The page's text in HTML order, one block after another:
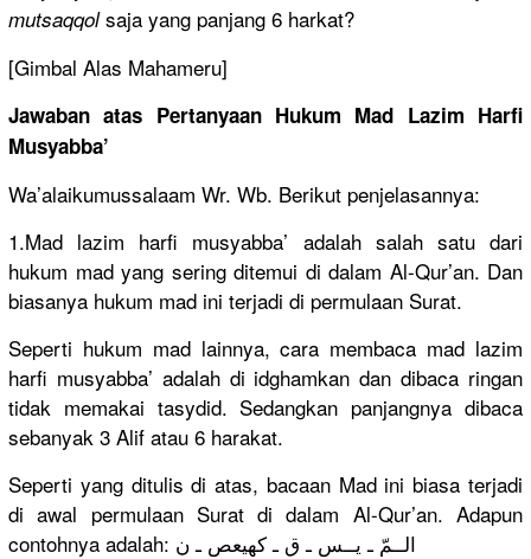
mutsaqqolsaja yang panjang 6 harkat?
[Gimbal Alas Mahameru]
Jawaban atas Pertanyaan Hukum Mad Lazim Harfi
Musyabba’
Wa’alaikumussalaam Wr. Wb. Berikut penjelasannya:
1.Mad lazim harfi musyabba’ adalah salah satu dari
hukum mad yang sering ditemui di dalam Al-Qur’an. Dan
biasanya hukum mad ini terjadi di permulaan Surat.
Seperti hukum mad lainnya, cara membaca mad lazim
harfi musyabba’ adalah di idghamkan dan dibaca ringan
tidak memakai tasydid. Sedangkan panjangnya dibaca
sebanyak 3 Alif atau 6 harakat.
Seperti yang ditulis di atas, bacaan Mad ini biasa terjadi
di awal permulaan Surat di dalam Al-Qur’an. Adapun
contohnya adalah: الــمّ ـ يــس ـ ق ـ كهيعص ـ ن